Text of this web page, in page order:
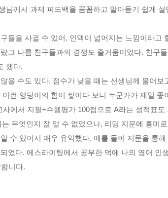
님께서 과제 피드백을 꼼꼼하고 알아듣기 쉽게
들을 사귈 수 있어 , 인맥이 넓어지는 느낌이라고
고 나름 친구들과의 경쟁도 즐거움이었다. 친구
했다.
을 수도 있다. 점수가 낮을 때는 선생님께 물어
런 엉덩이의 힘이 쌓이다 보니 누군가가 제일 좋
사에서 지필+수행평가 100점으로 A라는 성적표도
무엇인지 잘 알 수 없었으나, 리딩 지문에 흥미
수 있어서 매우 유익했다. 예를 들어 지문을 통
었다. 에스라이팅에서 공부한 덕에 나의 영어 인
니다.